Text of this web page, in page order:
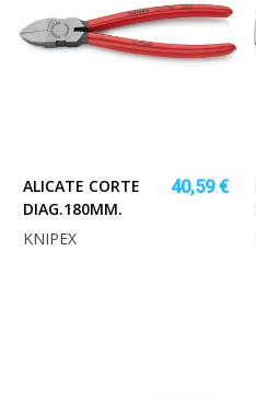
ALICATE CORTE
DIAG.180MM.
40,59 €
KNIPEX